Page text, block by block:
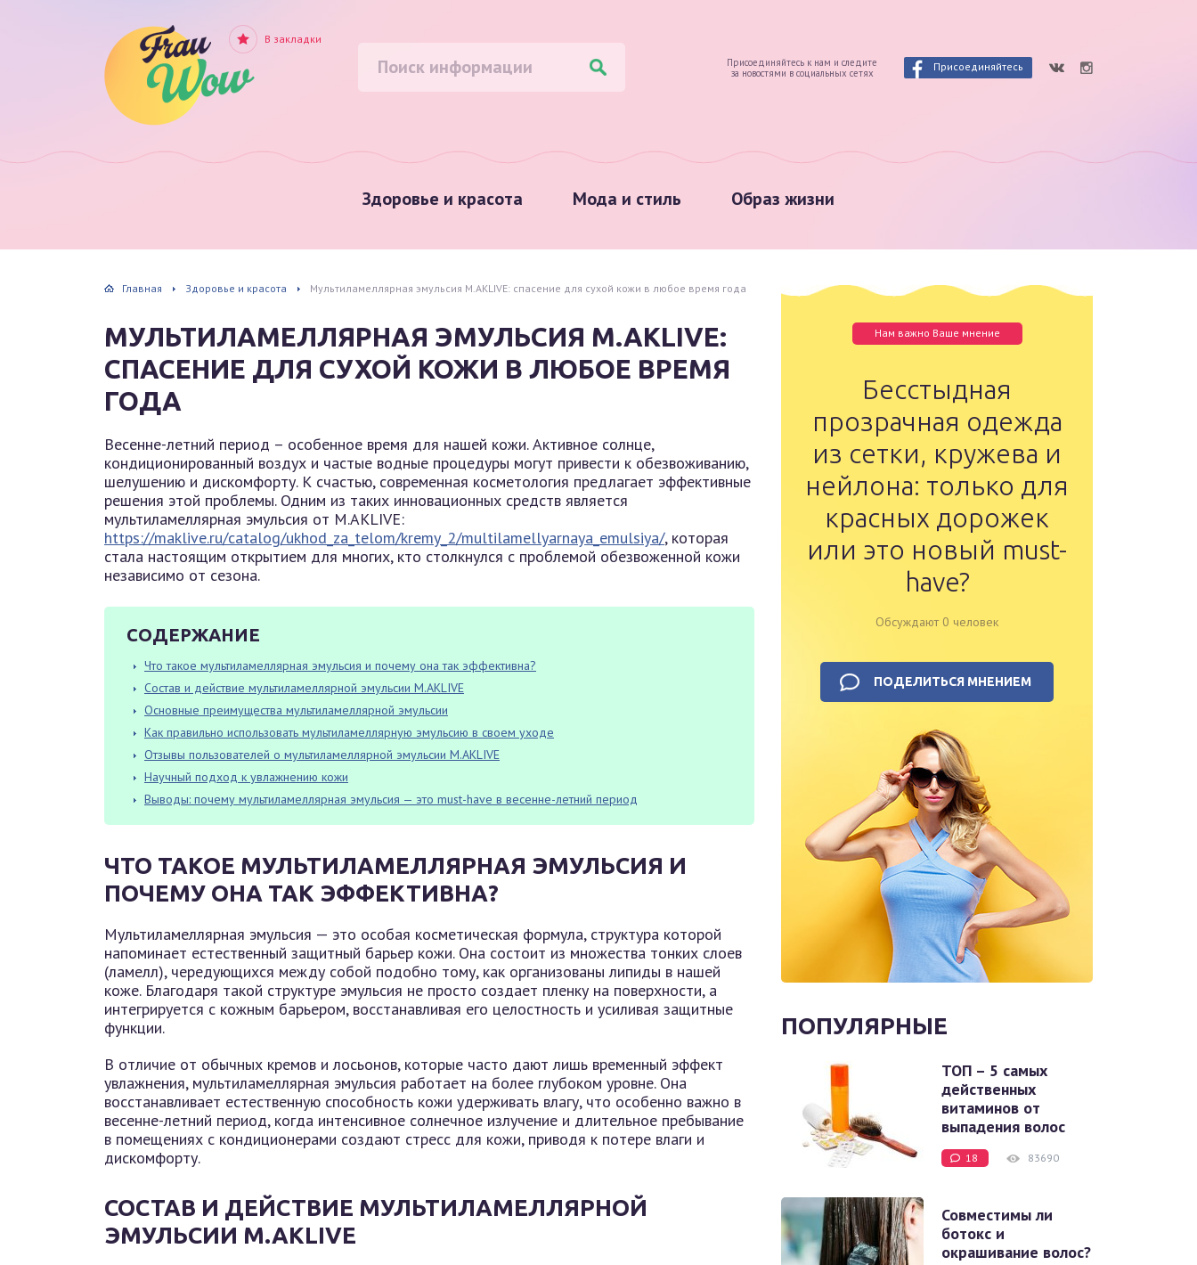
Здоровье и красота Мода и стиль Образ жизни
Присоединяйтесь к нам и следите
за новостями в социальных сетях
Присоединяйтесь
В закладки
Главная Здоровье и красота Мультиламеллярная эмульсия M.AKLIVE: спасение для сухой кожи в любое время года
МУЛЬТИЛАМЕЛЛЯРНАЯ ЭМУЛЬСИЯ M.AKLIVE:
СПАСЕНИЕ ДЛЯ СУХОЙ КОЖИ В ЛЮБОЕ ВРЕМЯ
ГОДА
Весенне-летний период – особенное время для нашей кожи. Активное солнце,
кондиционированный воздух и частые водные процедуры могут привести к обезвоживанию,
шелушению и дискомфорту. К счастью, современная косметология предлагает эффективные
решения этой проблемы. Одним из таких инновационных средств является
мультиламеллярная эмульсия от M.AKLIVE:
https://maklive.ru/catalog/ukhod_za_telom/kremy_2/multilamellyarnaya_emulsiya/, которая
стала настоящим открытием для многих, кто столкнулся с проблемой обезвоженной кожи
независимо от сезона.
СОДЕРЖАНИЕ
Что такое мультиламеллярная эмульсия и почему она так эффективна?
Состав и действие мультиламеллярной эмульсии M.AKLIVE
Основные преимущества мультиламеллярной эмульсии
Как правильно использовать мультиламеллярную эмульсию в своем уходе
Отзывы пользователей о мультиламеллярной эмульсии M.AKLIVE
Научный подход к увлажнению кожи
Выводы: почему мультиламеллярная эмульсия — это must-have в весенне-летний период
ЧТО ТАКОЕ МУЛЬТИЛАМЕЛЛЯРНАЯ ЭМУЛЬСИЯ И
ПОЧЕМУ ОНА ТАК ЭФФЕКТИВНА?
Мультиламеллярная эмульсия — это особая косметическая формула, структура которой
напоминает естественный защитный барьер кожи. Она состоит из множества тонких слоев
(ламелл), чередующихся между собой подобно тому, как организованы липиды в нашей
коже. Благодаря такой структуре эмульсия не просто создает пленку на поверхности, а
интегрируется с кожным барьером, восстанавливая его целостность и усиливая защитные
функции.
В отличие от обычных кремов и лосьонов, которые часто дают лишь временный эффект
увлажнения, мультиламеллярная эмульсия работает на более глубоком уровне. Она
восстанавливает естественную способность кожи удерживать влагу, что особенно важно в
весенне-летний период, когда интенсивное солнечное излучение и длительное пребывание
в помещениях с кондиционерами создают стресс для кожи, приводя к потере влаги и
дискомфорту.
СОСТАВ И ДЕЙСТВИЕ МУЛЬТИЛАМЕЛЛЯРНОЙ
ЭМУЛЬСИИ M.AKLIVE
Нам важно Ваше мнение
Бесстыдная
прозрачная одежда
из сетки, кружева и
нейлона: только для
красных дорожек
или это новый must-
have?
Обсуждают 0 человек
ПОДЕЛИТЬСЯ МНЕНИЕМ
ПОПУЛЯРНЫЕ
ТОП – 5 самых
действенных
витаминов от
выпадения волос
18 83690
Совместимы ли
ботокс и
окрашивание волос?